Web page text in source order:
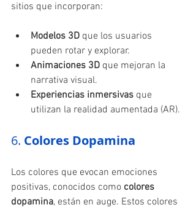
sitios que incorporan:
Modelos 3D que los usuarios
pueden rotar y explorar.
Animaciones 3D que mejoran la
narrativa visual.
Experiencias inmersivas que
utilizan la realidad aumentada (AR).
6. Colores Dopamina
Los colores que evocan emociones
positivas, conocidos como colores
dopamina, están en auge. Estos colores